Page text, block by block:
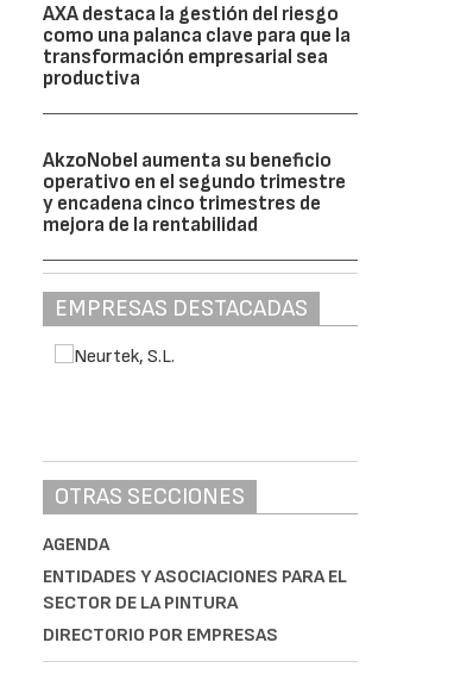
AXA destaca la gestión del riesgo
como una palanca clave para que la
transformación empresarial sea
productiva
AkzoNobel aumenta su beneficio
operativo en el segundo trimestre
y encadena cinco trimestres de
mejora de la rentabilidad
EMPRESAS DESTACADAS
OTRAS SECCIONES
AGENDA
ENTIDADES Y ASOCIACIONES PARA EL
SECTOR DE LA PINTURA
DIRECTORIO POR EMPRESAS